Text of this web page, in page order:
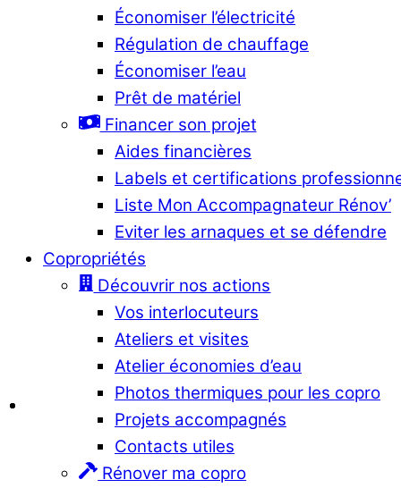
Économiser l’électricité
Régulation de chauffage
Économiser l’eau
Prêt de matériel
Financer son projet
Aides financières
Labels et certifications
Liste Mon Accompagnateur Rénov’
Eviter les arnaques et se défendre
Copropriétés
Découvrir nos actions
Vos interlocuteurs
Ateliers et visites
Atelier économies d’eau
Photos thermiques pour les copro
Projets accompagnés
Contacts utiles
Rénover ma copro